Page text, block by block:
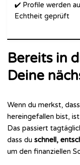
✔️ Profile werden
Echtheit geprüft
Bereits in
Deine
Wenn du merkst,
hereingefallen bist,
Das passiert
dass du schnell,
um den finanziellen